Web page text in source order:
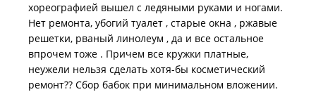
хореографией вышел с ледяными руками и ногами.
Нет ремонта, убогий туалет , старые окна , ржавые
решетки, рваный линолеум , да и все остальное
впрочем тоже . Причем все кружки платные,
неужели нельзя сделать хотя-бы косметический
ремонт?? Сбор бабок при минимальном вложении.